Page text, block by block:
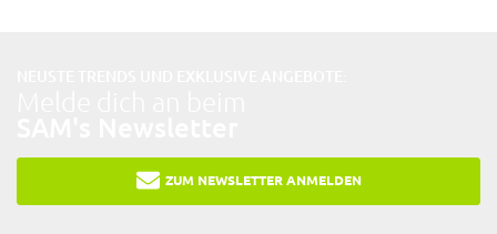
ZUM NEWSLETTER ANMELDEN